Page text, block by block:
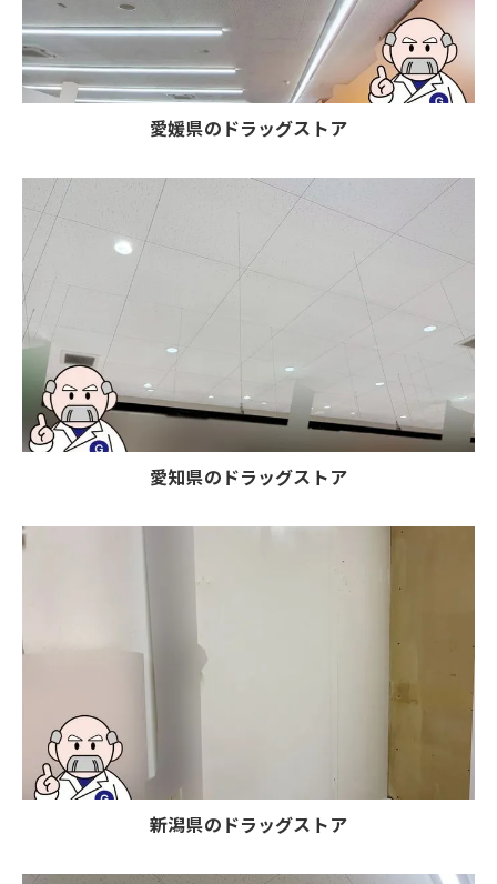
愛媛県のドラッグストア
愛知県のドラッグストア
新潟県のドラッグストア